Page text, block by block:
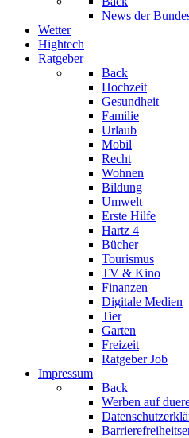
News der
Wetter
Hightech
Ratgeber
Back
Hochzeit
Gesundheit
Familie
Urlaub
Mobil
Recht
Wohnen
Bildung
Umwelt
Erste Hilfe
Hartz 4
Bücher
Tourismus
TV & Kino
Finanzen
Digitale Medien
Tier
Garten
Freizeit
Ratgeber Job
Impressum
Back
Werben auf